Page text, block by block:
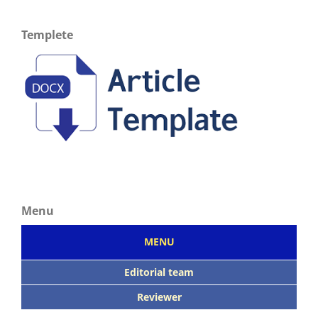
Templete
Menu
MENU
Editorial team
Reviewer